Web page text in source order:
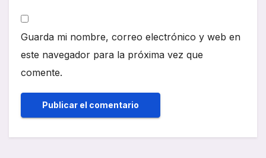
Guarda mi nombre, correo electrónico y web en
este navegador para la próxima vez que
comente.